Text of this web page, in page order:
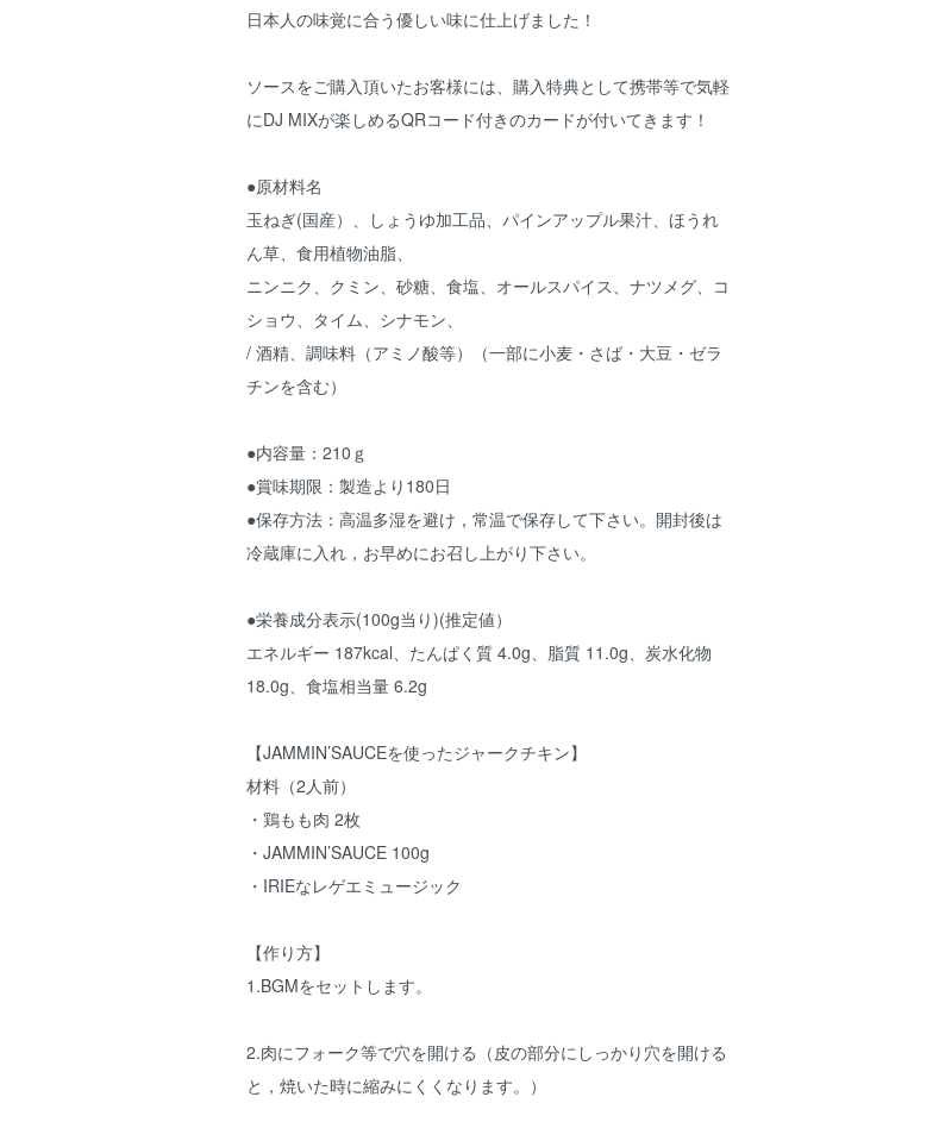
日本人の味覚に合う優しい味に仕上げました！
ソースをご購入頂いたお客様には、購入特典として携帯等で気軽
にDJ MIXが楽しめるQRコード付きのカードが付いてきます！
●原材料名
玉ねぎ(国産）、しょうゆ加工品、パインアップル果汁、ほうれ
ん草、食用植物油脂、
ニンニク、クミン、砂糖、食塩、オールスパイス、ナツメグ、コ
ショウ、タイム、シナモン、
/ 酒精、調味料（アミノ酸等）（一部に小麦・さば・大豆・ゼラ
チンを含む）
●内容量：210ｇ
●賞味期限：製造より180日
●保存方法：高温多湿を避け，常温で保存して下さい。開封後は
冷蔵庫に入れ，お早めにお召し上がり下さい。
●栄養成分表示(100g当り)(推定値）
エネルギー 187kcal、たんぱく質 4.0g、脂質 11.0g、炭水化物
18.0g、食塩相当量 6.2g
【JAMMIN’SAUCEを使ったジャークチキン】
材料（2人前）
・鶏もも肉 2枚
・JAMMIN’SAUCE 100g
・IRIEなレゲエミュージック
【作り方】
1.BGMをセットします。
2.肉にフォーク等で穴を開ける（皮の部分にしっかり穴を開ける
と，焼いた時に縮みにくくなります。）